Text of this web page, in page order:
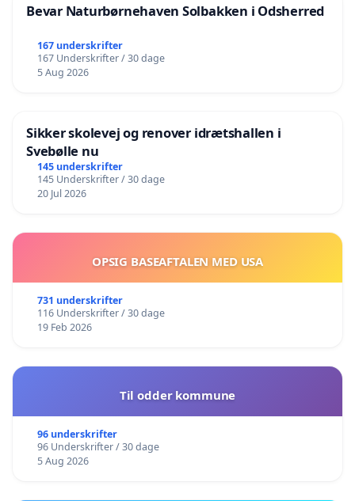
Bevar Naturbørnehaven Solbakken i Odsherred
167 underskrifter
167 Underskrifter / 30 dage
5 Aug 2026
Sikker skolevej og renover idrætshallen i
Svebølle nu
145 underskrifter
145 Underskrifter / 30 dage
20 Jul 2026
OPSIG BASEAFTALEN MED USA
731 underskrifter
116 Underskrifter / 30 dage
19 Feb 2026
Til odder kommune
96 underskrifter
96 Underskrifter / 30 dage
5 Aug 2026